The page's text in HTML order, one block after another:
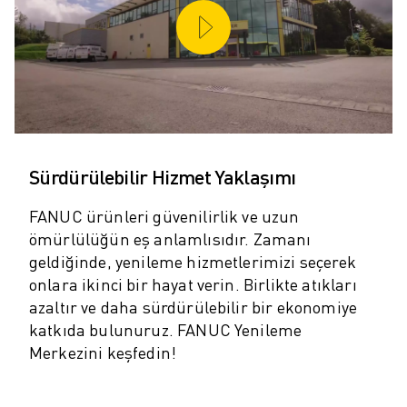
SCARA ROBOTLARI
KOMPAKT CNC İŞLEME MERKEZLERI
ROBODRILL BULUCU
ROBODRILL KOMPAKT DIK İŞLEME MERKEZLERI
ROBODRILL YAZILIMI
ROBODRILL SÜRDÜRÜLEBILIRLIK
ROBODRILL EĞITIM PAKETI
ELEKTRIKLI PLASTIK ENJEKSIYON MAKINELERI
ROBOSHOT BULUCU
ROBOSHOT ELEKTRIKLI PLASTIK ENJEKSIYON MAKINELERI
ROBOSHOT DONANIM
ROBOSHOT YAZILIM
ROBOSHOT SÜRDÜRÜLEBİLİRLİK
Sürdürülebilir Hizmet Yaklaşımı
FANUC ürünleri güvenilirlik ve uzun
ömürlülüğün eş anlamlısıdır. Zamanı
geldiğinde, yenileme hizmetlerimizi seçerek
onlara ikinci bir hayat verin. Birlikte atıkları
azaltır ve daha sürdürülebilir bir ekonomiye
katkıda bulunuruz. FANUC Yenileme
Merkezini keşfedin!